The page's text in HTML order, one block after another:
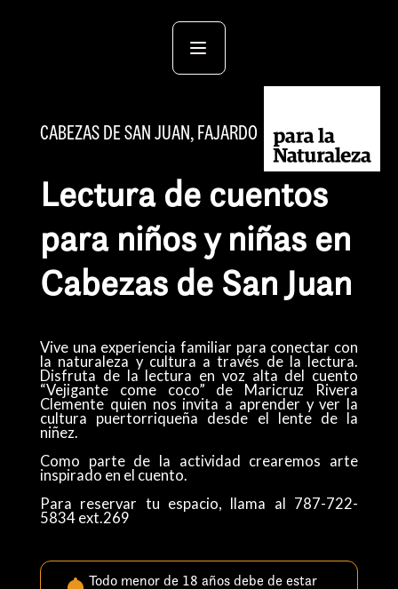
CABEZAS DE SAN JUAN, FAJARDO
Lectura de cuentos
para niños y niñas en
Cabezas de San Juan
Vive una experiencia familiar para conectar con
la naturaleza y cultura a través de la lectura.
Disfruta de la lectura en voz alta del cuento
“Vejigante come coco” de Maricruz Rivera
Clemente quien nos invita a aprender y ver la
cultura puertorriqueña desde el lente de la
niñez.
Como parte de la actividad crearemos arte
inspirado en el cuento.
Para reservar tu espacio, llama al 787-722-
5834 ext.269
Todo menor de 18 años debe de estar